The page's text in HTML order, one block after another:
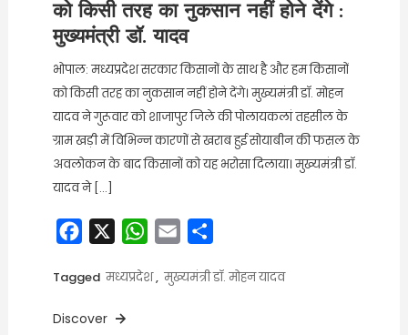
को किसी तरह का नुकसान नहीं होने देंगे :
मुख्यमंत्री डॉ. यादव
भोपाल: मध्यप्रदेश सरकार किसानों के साथ है और हम किसानों
को किसी तरह का नुकसान नहीं होने देंगे। मुख्यमंत्री डॉ. मोहन
यादव ने गुरूवार को शाजापुर जिले की पोलायकलां तहसील के
ग्राम खड़ी में विभिन्न कारणों से खराब हुई सोयाबीन की फसल के
अवलोकन के बाद किसानों को यह भरोसा दिलाया। मुख्यमंत्री डॉ.
यादव ने […]
Facebook WhatsApp
Email
Tagged मध्यप्रदेश, मुख्यमंत्री डॉ. मोहन यादव
Discover